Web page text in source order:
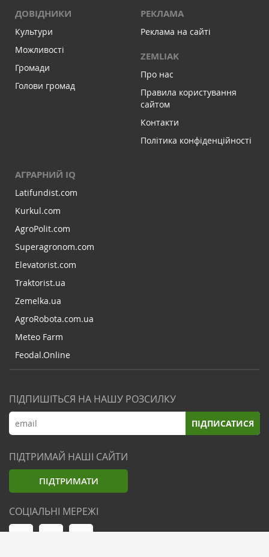
ДОВІДНИКИ
Культури
Можливості
Громади
Голови громад
РЕКЛАМА
Реклама на сайті
ZEMLIAK
Про нас
Правила користування
сайтом
Контакти
Політика конфіденційності
АГРАРНИЙ IQ
Latifundist.com
Kurkul.com
AgroPolit.com
Superagronom.com
Elevatorist.com
Traktorist.ua
Zemelka.ua
AgroRobota.com.ua
Meteo Farm
Feodal.Online
ПІДПИШІТЬСЯ НА НАШУ РОЗСИЛКУ
ПІДПИСАТИСЯ
ПІДТРИМАЙ НАШІ САЙТИ
ПІДТРИМАТИ
СОЦІАЛЬНІ МЕРЕЖІ